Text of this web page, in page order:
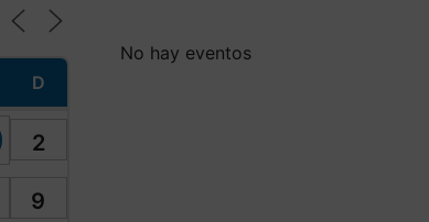
D
2
9
No hay eventos